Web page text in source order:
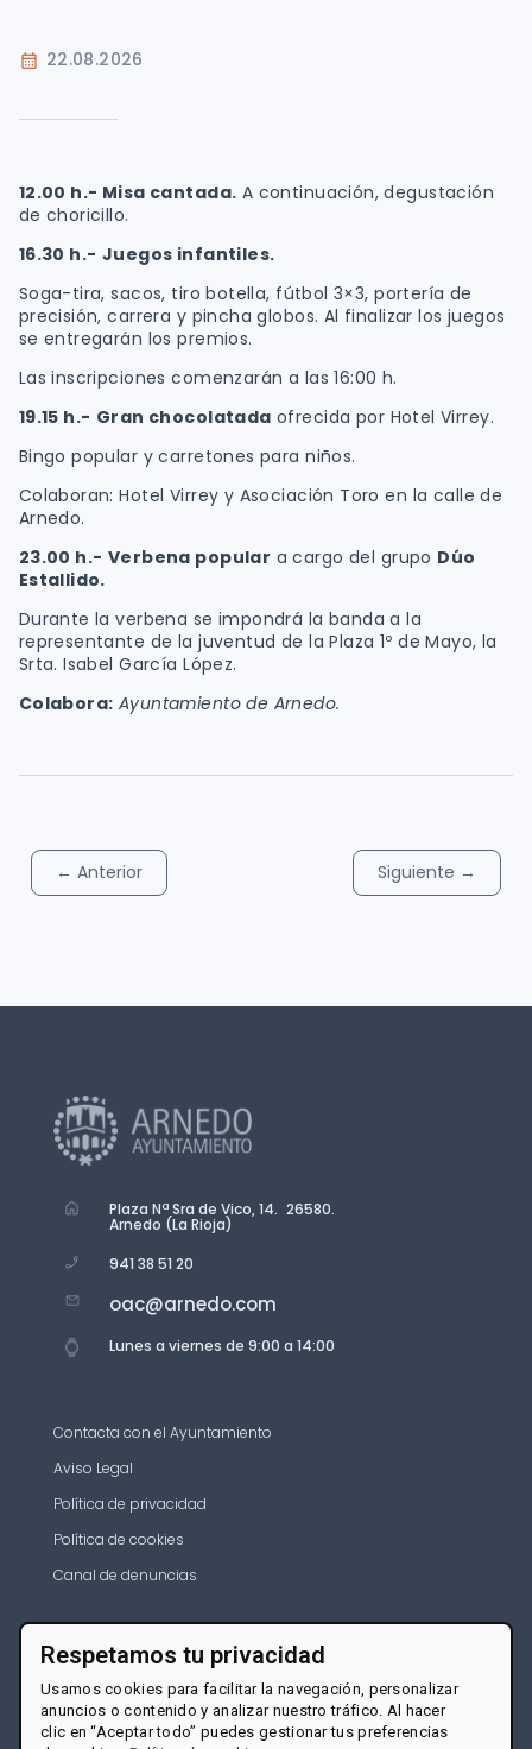
22.08.2026
12.00 h.- Misa cantada. A continuación, degustación
de choricillo.
16.30 h.- Juegos infantiles.
Soga-tira, sacos, tiro botella, fútbol 3×3, portería de
precisión, carrera y pincha globos. Al finalizar los juegos
se entregarán los premios.
Las inscripciones comenzarán a las 16:00 h.
19.15 h.- Gran chocolatada ofrecida por Hotel Virrey.
Bingo popular y carretones para niños.
Colaboran: Hotel Virrey y Asociación Toro en la calle de
Arnedo.
23.00 h.- Verbena popular a cargo del grupo Dúo
Estallido.
Durante la verbena se impondrá la banda a la
representante de la juventud de la Plaza 1º de Mayo, la
Srta. Isabel García López.
Colabora: Ayuntamiento de Arnedo.
← Anterior Siguiente →
Plaza Nª Sra de Vico, 14. 26580.
Arnedo (La Rioja)
941 38 51 20
oac@arnedo.com
Lunes a viernes de 9:00 a 14:00
Contacta con el Ayuntamiento
Aviso Legal
Política de privacidad
Política de cookies
Canal de denuncias
Respetamos tu privacidad
Usamos cookies para facilitar la navegación, personalizar
anuncios o contenido y analizar nuestro tráfico. Al hacer
clic en “Aceptar todo” puedes gestionar tus preferencias